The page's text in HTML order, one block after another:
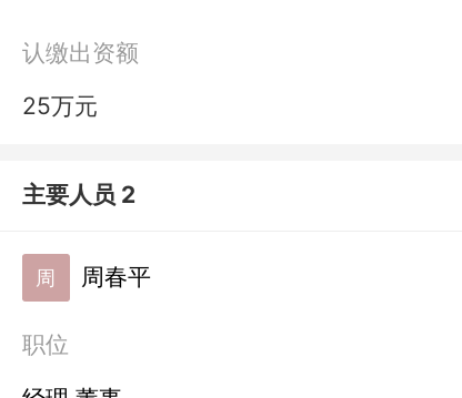
认缴出资额
25万元
主要人员 2
周 周春平
职位